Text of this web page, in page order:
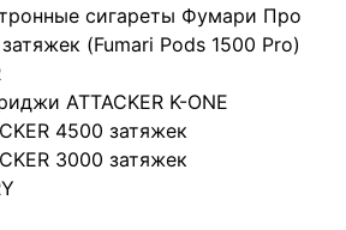
сигареты Фумари Про
(Fumari Pods 1500 Pro)
ATTACKER K-ONE
4500 затяжек
3000 затяжек